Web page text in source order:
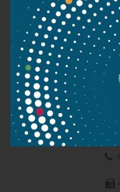
1095 Budapest,